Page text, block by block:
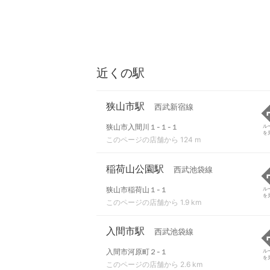
近くの駅
狭山市駅 西武新宿線
狭山市入間川１-１-１
このページの店舗から 124 m
ル
を
稲荷山公園駅 西武池袋線
狭山市稲荷山１-１
このページの店舗から 1.9 km
ル
を
入間市駅 西武池袋線
入間市河原町２-１
このページの店舗から 2.6 km
ル
を